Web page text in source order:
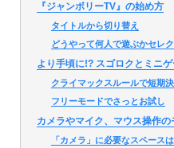
『ジャンボリーTV』の始め方
タイトルから切り替え
どうやって何人で遊ぶかセレク
より手頃に!? スゴロクとミニ
クライマックスルールで短期
フリーモードでさっとお試し
カメラやマイク、マウス操作の
「カメラ」に必要なスペース